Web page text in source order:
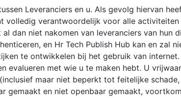
Leveranciers en u. Als gevolg hiervan
verantwoordelijk voor alle
dan niet nakomen van leveranciers van hun
en Hr Tech Publish Hub kan en zal
te ontwikkelen bij het gebruik van
met wie u te maken hebt. U
maar niet beperkt tot feitelijke
gemaakt en niet openbaar gemaakt,